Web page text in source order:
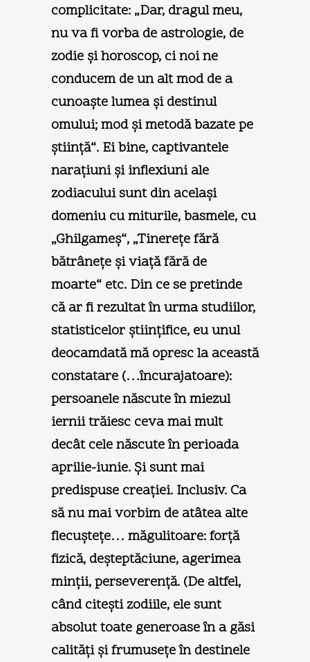
complicitate: „Dar, dragul meu,
nu va fi vorba de astrologie, de
zodie şi horoscop, ci noi ne
conducem de un alt mod de a
cunoaşte lumea şi destinul
omului; mod şi metodă bazate pe
ştiinţă“. Ei bine, captivantele
naraţiuni şi inflexiuni ale
zodiacului sunt din acelaşi
domeniu cu miturile, basmele, cu
„Ghilgameş“, „Tinereţe fără
bătrâneţe şi viaţă fără de
moarte“ etc. Din ce se pretinde
că ar fi rezultat în urma studiilor,
statisticelor ştiinţifice, eu unul
deocamdată mă opresc la această
constatare (…încurajatoare):
persoanele născute în miezul
iernii trăiesc ceva mai mult
decât cele născute în perioada
aprilie-iunie. Şi sunt mai
predispuse creaţiei. Inclusiv. Ca
să nu mai vorbim de atâtea alte
flecuşteţe… măgulitoare: forţă
fizică, deşteptăciune, agerimea
minţii, perseverenţă. (De altfel,
când citeşti zodiile, ele sunt
absolut toate generoase în a găsi
calităţi şi frumuseţe în destinele